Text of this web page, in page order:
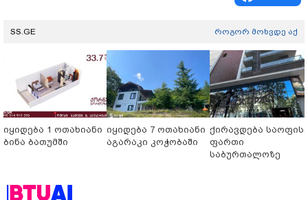
SS.GE როგორ მოხვდე აქ
იყიდება 1 ოთახიანი
ბინა ბათუმში
იყიდება 7 ოთახიანი
აგარაკი კოჭობაში
ქირავდება
ფართი
საბურთალოზე